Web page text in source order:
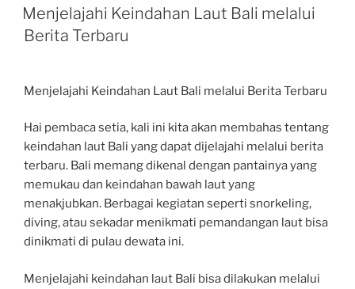
ON
Menjelajahi Keindahan Laut Bali melalui
Berita Terbaru
Menjelajahi Keindahan Laut Bali melalui Berita Terbaru
Hai pembaca setia, kali ini kita akan membahas tentang
keindahan laut Bali yang dapat dijelajahi melalui berita
terbaru. Bali memang dikenal dengan pantainya yang
memukau dan keindahan bawah laut yang
menakjubkan. Berbagai kegiatan seperti snorkeling,
diving, atau sekadar menikmati pemandangan laut bisa
dinikmati di pulau dewata ini.
Menjelajahi keindahan laut Bali bisa dilakukan melalui